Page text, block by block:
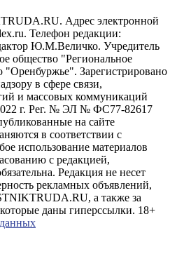
Адрес электронной
Телефон редакции:
Ю.М.Величко. Учредитель
общество "Региональное
"Оренбуржье". Зарегистрировано
в сфере связи,
и массовых коммуникаций
г. Рег. № ЭЛ № ФС77-82617
на сайте
в соответствии с
использование материалов
с редакцией,
Редакция не несет
рекламных объявлений,
а также за
даны гиперссылки. 18+